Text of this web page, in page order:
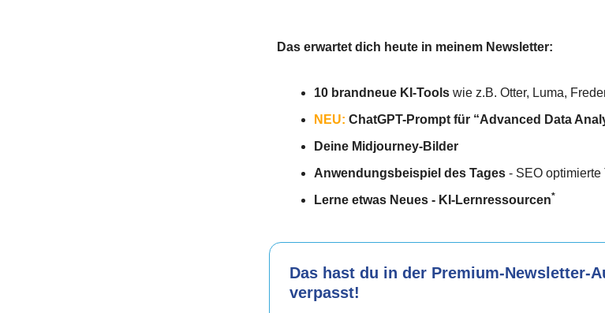
Das erwartet dich heute in meinem Newsletter:
10 brandneue KI-Tools wie z.B. Otter, Luma,
NEU: ChatGPT-Prompt für “Advanced Data
Deine Midjourney-Bilder
Anwendungsbeispiel des Tages - SEO optimierte
Lerne etwas Neues - KI-Lernressourcen*
Das hast du in der Premium-Newsletter-
verpasst!